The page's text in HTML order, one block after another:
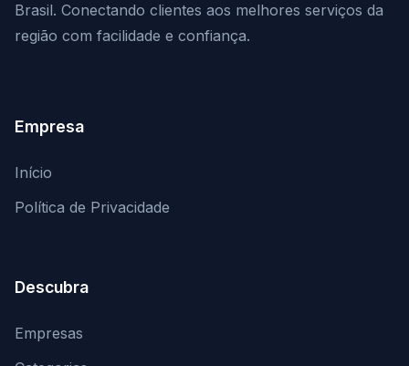
Brasil. Conectando clientes aos melhores serviços da
região com facilidade e confiança.
Empresa
Início
Política de Privacidade
Descubra
Empresas